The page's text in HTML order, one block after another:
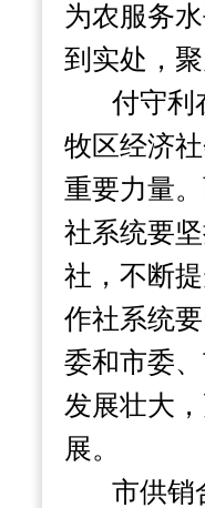
为农服务
到实处，
付守利
牧区经济
重要力量
社系统要
社，不断
作社系统
委和市委
发展壮大
展。
市供销